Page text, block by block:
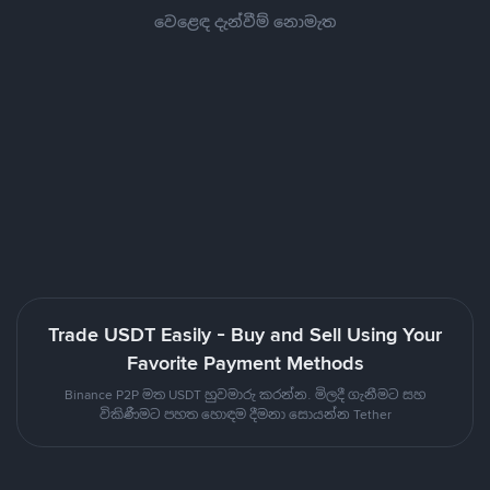
වෙළෙඳ දැන්වීම් නොමැත
Trade USDT Easily - Buy and Sell Using Your
Favorite Payment Methods
Binance P2P මත USDT හුවමාරු කරන්න. මිලදී ගැනීමට සහ
විකිණීමට පහත හොඳම දීමනා සොයන්න Tether